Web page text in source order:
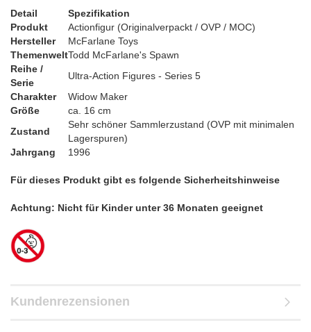
Detail
Spezifikation
Produkt
Actionfigur (Originalverpackt / OVP / MOC)
Hersteller
McFarlane Toys
ThemenweltTodd McFarlane's Spawn
Reihe /
Serie
Ultra-Action Figures - Series 5
Charakter
Widow Maker
Größe
ca. 16 cm
Zustand
Sehr schöner Sammlerzustand (OVP mit minimalen
Lagerspuren)
Jahrgang
1996
Für dieses Produkt gibt es folgende Sicherheitshinweise
Achtung: Nicht für Kinder unter 36 Monaten geeignet
Kundenrezensionen